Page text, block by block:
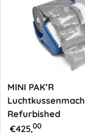
MINI PAK’R
Refurbished
€425,00